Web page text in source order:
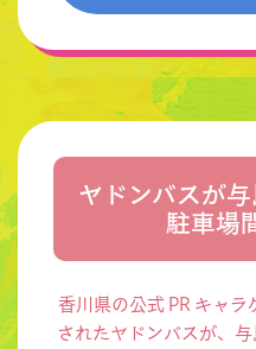
ヤドンバスが
駐車場
香川県の公式 PR キャラ
されたヤドンバスが、